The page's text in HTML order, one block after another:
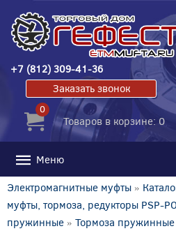
+7 (812) 309-41-36
Заказать звонок
0
Товаров в корзине: 0
Меню
Электромагнитные муфты »
муфты, тормоза, редукторы PSP-
пружинные » Тормоза пружинные